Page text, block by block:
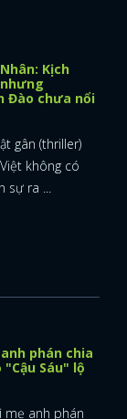
Kịch
Đào chưa nổi
gân (thriller)
không có
sự ra ...
phán chia
Sáu" lộ
mẹ anh phán